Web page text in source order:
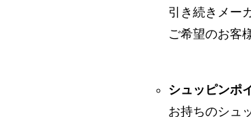
引き続きメー
ご希望のお客
シュッピンポ
お持ちのシュ